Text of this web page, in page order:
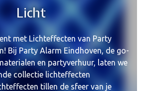
Licht
met Lichteffecten van Party
Bij Party Alarm Eindhoven, de go-
en partyverhuur, laten we
collectie lichteffecten
tillen de sfeer van je